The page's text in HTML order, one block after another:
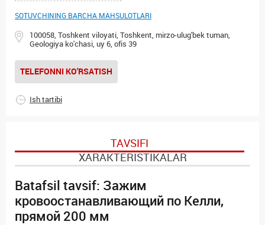
SOTUVCHINING BARCHA MAHSULOTLARI
100058, Toshkent viloyati, Toshkent, mirzo-ulug'bek tuman,
Geologiya ko'chasi, uy 6, ofis 39
TELEFONNI KO'RSATISH
Ish tartibi
TAVSIFI
XARAKTERISTIKALAR
Batafsil tavsif: Зажим
кровоостанавливающий по Келли,
прямой 200 мм